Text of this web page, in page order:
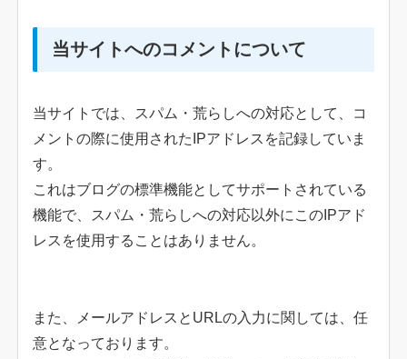
当サイトへのコメントについて
当サイトでは、スパム・荒らしへの対応として、コ
メントの際に使用されたIPアドレスを記録していま
す。
これはブログの標準機能としてサポートされている
機能で、スパム・荒らしへの対応以外にこのIPアド
レスを使用することはありません。
また、メールアドレスとURLの入力に関しては、任
意となっております。